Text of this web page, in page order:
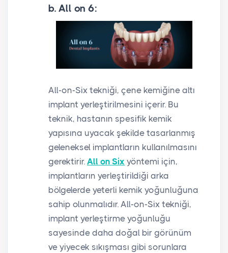
b. All on 6:
All-on-Six tekniği, çene kemiğine altı
implant yerleştirilmesini içerir. Bu
teknik, hastanın spesifik kemik
yapısına uyacak şekilde tasarlanmış
geleneksel implantların kullanılmasını
gerektirir. All on Six yöntemi için,
implantların yerleştirildiği arka
bölgelerde yeterli kemik yoğunluğuna
sahip olunmalıdır. All-on-Six tekniği,
implant yerleştirme yoğunluğu
sayesinde daha doğal bir görünüm
ve yiyecek sıkışması gibi sorunlara